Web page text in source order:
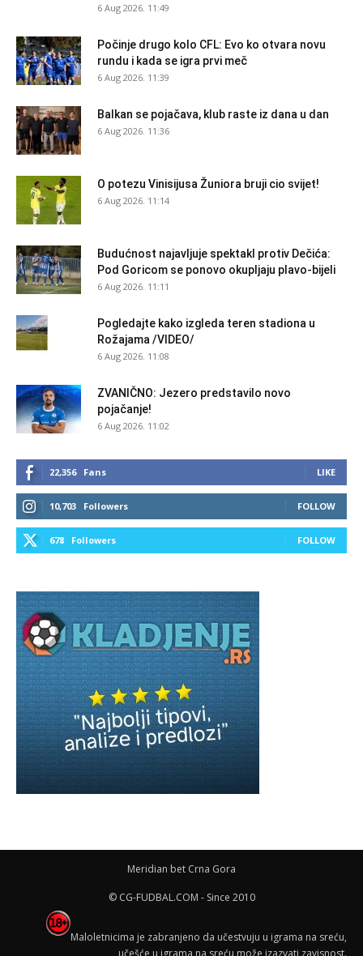
6 Aug 2026. 11:49
Počinje drugo kolo CFL: Evo ko otvara novu
rundu i kada se igra prvi meč
6 Aug 2026. 11:39
Balkan se pojačava, klub raste iz dana u dan
6 Aug 2026. 11:36
O potezu Vinisijusa Žuniora bruji cio svijet!
6 Aug 2026. 11:14
Budućnost najavljuje spektakl protiv Dečića:
Pod Goricom se ponovo okupljaju plavo-bijeli
6 Aug 2026. 11:11
Pogledajte kako izgleda teren stadiona u
Rožajama /VIDEO/
6 Aug 2026. 11:08
ZVANIČNO: Jezero predstavilo novo
pojačanje!
6 Aug 2026. 11:02
22,356 Fans LIKE
10,703 Followers FOLLOW
678 Followers FOLLOW
Meridian bet Crna Gora
© CG-FUDBAL.COM - Since 2010
Maloletnicima je zabranjeno da učestvuju u igrama na sreću,
učešće u igrama na sreću može izazvati zavisnost.